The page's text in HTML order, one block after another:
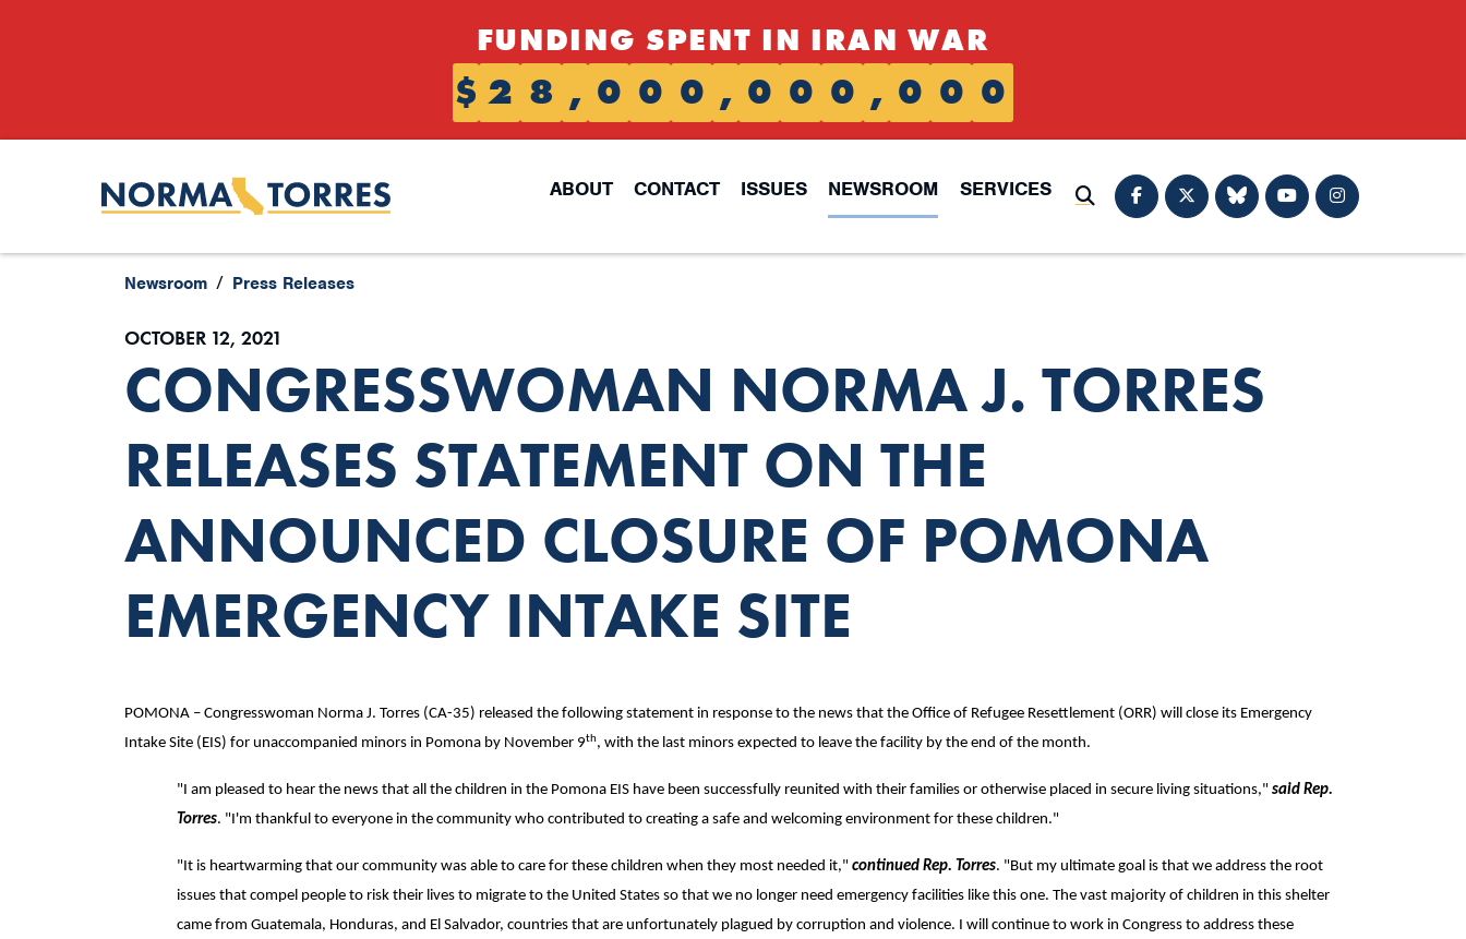
FUNDING SPENT IN IRAN WAR
$ 2 8 , 0 0 0 , 0 0 0 , 0 0 0
ABOUT CONTACT ISSUES NEWSROOM
SERVICES
Submit Search
Newsroom Press Releases
OCTOBER 12, 2021
CONGRESSWOMAN NORMA J. TORRES
RELEASES STATEMENT ON THE
ANNOUNCED CLOSURE OF POMONA
EMERGENCY INTAKE SITE
POMONA – Congresswoman Norma J. Torres (CA-35) released the following statement in response to the news that the Office of Refugee Resettlement (ORR) will close its Emergency
Intake Site (EIS) for unaccompanied minors in Pomona by November 9th, with the last minors expected to leave the facility by the end of the month.
"I am pleased to hear the news that all the children in the Pomona EIS have been successfully reunited with their families or otherwise placed in secure living situations," said Rep.
Torres. "I'm thankful to everyone in the community who contributed to creating a safe and welcoming environment for these children."
"It is heartwarming that our community was able to care for these children when they most needed it," continued Rep. Torres. "But my ultimate goal is that we address the root
issues that compel people to risk their lives to migrate to the United States so that we no longer need emergency facilities like this one. The vast majority of children in this shelter
came from Guatemala, Honduras, and El Salvador, countries that are unfortunately plagued by corruption and violence. I will continue to work in Congress to address these